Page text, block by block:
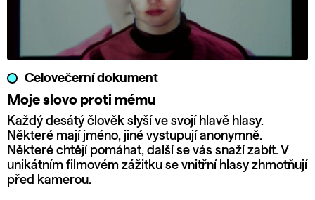
Celovečerní dokument
Moje slovo proti mému
Každý desátý člověk slyší ve svojí hlavě hlasy.
Některé mají jméno, jiné vystupují anonymně.
Některé chtějí pomáhat, další se vás snaží zabít. V
unikátním filmovém zážitku se vnitřní hlasy zhmotňují
před kamerou.